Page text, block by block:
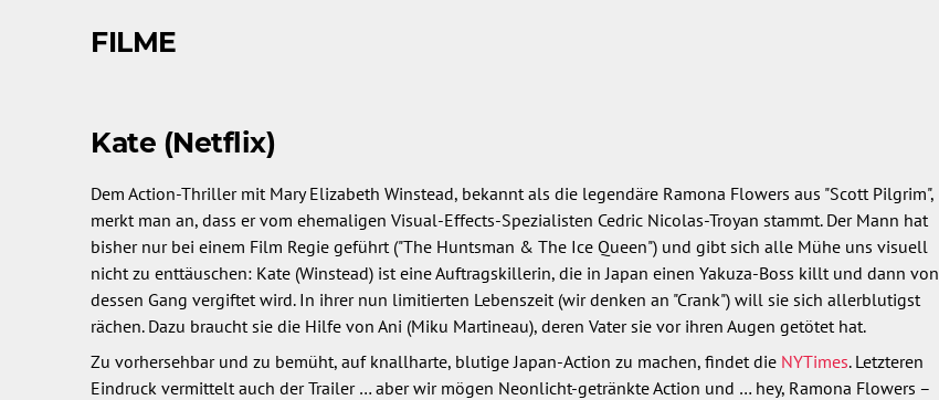
FILME
Kate (Netflix)
Dem Action-Thriller mit Mary Elizabeth Winstead, bekannt als die legendäre Ramona Flowers aus "Scott Pilgrim",
merkt man an, dass er vom ehemaligen Visual-Effects-Spezialisten Cedric Nicolas-Troyan stammt. Der Mann hat
bisher nur bei einem Film Regie geführt ("The Huntsman & The Ice Queen") und gibt sich alle Mühe uns visuell
nicht zu enttäuschen: Kate (Winstead) ist eine Auftragskillerin, die in Japan einen Yakuza-Boss killt und dann von
dessen Gang vergiftet wird. In ihrer nun limitierten Lebenszeit (wir denken an "Crank") will sie sich allerblutigst
rächen. Dazu braucht sie die Hilfe von Ani (Miku Martineau), deren Vater sie vor ihren Augen getötet hat.
Zu vorhersehbar und zu bemüht, auf knallharte, blutige Japan-Action zu machen, findet die NYTimes. Letzteren
Eindruck vermittelt auch der Trailer … aber wir mögen Neonlicht-getränkte Action und … hey, Ramona Flowers –